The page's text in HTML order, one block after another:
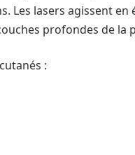
Les lasers agissent
profondes de la
: